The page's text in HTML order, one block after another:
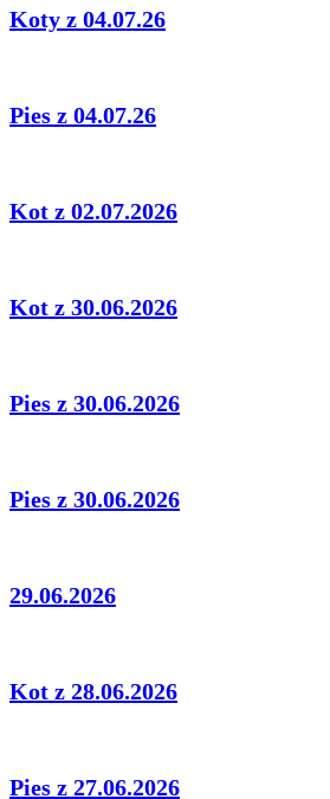
Koty z 04.07.26
Pies z 04.07.26
Kot z 02.07.2026
Kot z 30.06.2026
Pies z 30.06.2026
Pies z 30.06.2026
29.06.2026
Kot z 28.06.2026
Pies z 27.06.2026